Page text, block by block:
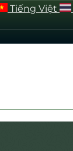
Tiếng Việt